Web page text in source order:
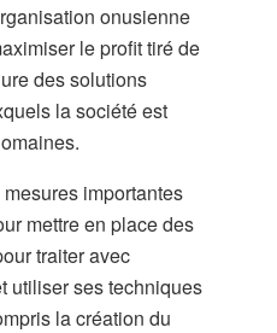
onusienne
le profit tiré de
des solutions
la société est
importantes
mettre en place des
traiter avec
utiliser ses techniques
la création du